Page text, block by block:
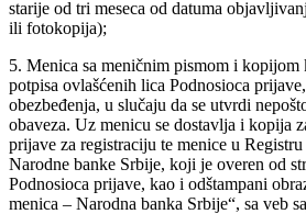
starije od tri meseca od datuma
ili fotokopija);
5. Menica sa meničnim pismom i kopijom
potpisa ovlašćenih lica Podnosioca
obezbeđenja, u slučaju da se utvrdi
obaveza. Uz menicu se dostavlja i kopija
prijave za registraciju te menice u
Narodne banke Srbije, koji je overen od
Podnosioca prijave, kao i odštampani
menica – Narodna banka Srbije“, sa veb